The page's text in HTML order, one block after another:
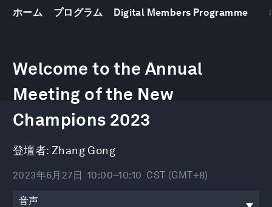
ホーム プログラム Digital Members Programme
Welcome to the Annual
Meeting of the New
Champions 2023
登壇者: Zhang Gong
2023年6月27日 10:00–10:10 CST (GMT+8)
音声
of
minutes,
52